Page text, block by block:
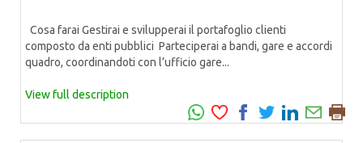
Cosa farai Gestirai e svilupperai il portafoglio clienti
composto da enti pubblici Parteciperai a bandi, gare e accordi
quadro, coordinandoti con l’ufficio gare...
View full description